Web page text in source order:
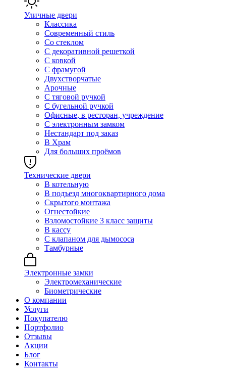
Уличные двери
Классика
Современный стиль
Со стеклом
С декоративной решеткой
С ковкой
С фрамугой
Двухстворчатые
Арочные
С тяговой ручкой
С бугельной ручкой
Офисные, в ресторан, учреждение
С электронным замком
Нестандарт под заказ
В Храм
Для больших проёмов
Технические двери
В котельную
В подъезд многоквартирного дома
Скрытого монтажа
Огнестойкие
Взломостойкие 3 класс защиты
В кассу
С клапаном для дымососа
Тамбурные
Электронные замки
Электромеханические
Биометрические
О компании
Услуги
Покупателю
Портфолио
Отзывы
Акции
Блог
Контакты